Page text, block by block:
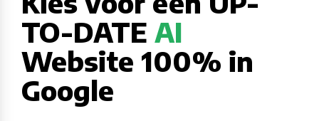
TO-DATE AI
Website 100% in
Google